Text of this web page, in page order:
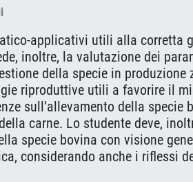
applicativi utili alla corretta
inoltre, la valutazione dei
della specie in produzione
riproduttive utili a favorire il
sull’allevamento della specie
carne. Lo studente deve,
specie bovina con visione
considerando anche i riflessi